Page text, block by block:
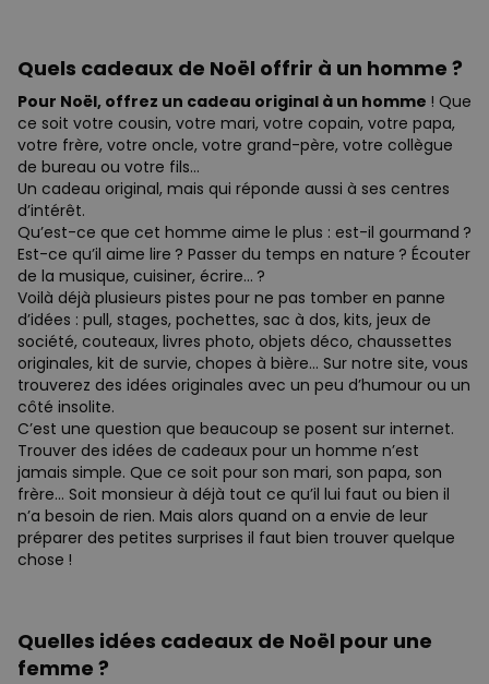
Quels cadeaux de Noël offrir à un homme ?
Pour Noël, offrez un cadeau original à un homme ! Que
ce soit votre cousin, votre mari, votre copain, votre papa,
votre frère, votre oncle, votre grand-père, votre collègue
de bureau ou votre fils…
Un cadeau original, mais qui réponde aussi à ses centres
d’intérêt.
Qu’est-ce que cet homme aime le plus : est-il gourmand ?
Est-ce qu’il aime lire ? Passer du temps en nature ? Écouter
de la musique, cuisiner, écrire… ?
Voilà déjà plusieurs pistes pour ne pas tomber en panne
d’idées : pull, stages, pochettes, sac à dos, kits, jeux de
société, couteaux, livres photo, objets déco, chaussettes
originales, kit de survie, chopes à bière… Sur notre site, vous
trouverez des idées originales avec un peu d’humour ou un
côté insolite.
C’est une question que beaucoup se posent sur internet.
Trouver des idées de cadeaux pour un homme n’est
jamais simple. Que ce soit pour son mari, son papa, son
frère… Soit monsieur à déjà tout ce qu’il lui faut ou bien il
n’a besoin de rien. Mais alors quand on a envie de leur
préparer des petites surprises il faut bien trouver quelque
chose !
Quelles idées cadeaux de Noël pour une
femme ?